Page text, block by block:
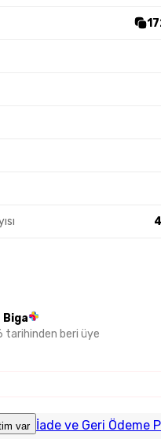
Biga
tarihinden beri üye
var İade ve Geri Ödeme